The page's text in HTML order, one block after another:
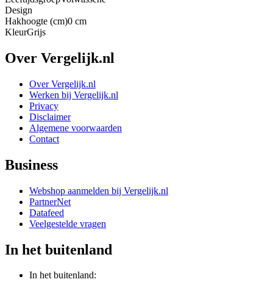
Design
Hakhoogte (cm)0 cm
KleurGrijs
Over Vergelijk.nl
Over Vergelijk.nl
Werken bij Vergelijk.nl
Privacy
Disclaimer
Algemene voorwaarden
Contact
Business
Webshop aanmelden bij Vergelijk.nl
PartnerNet
Datafeed
Veelgestelde vragen
In het buitenland
In het buitenland: